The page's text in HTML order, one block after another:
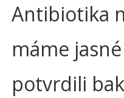
Antibiotika
máme
potvrdili